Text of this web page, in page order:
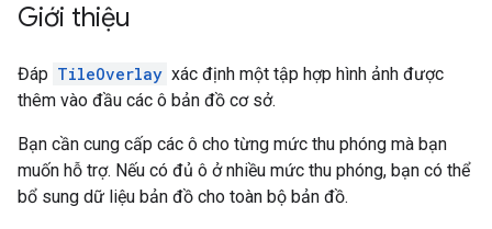
Giới thiệu
Đáp TileOverlay xác định một tập hợp hình ảnh được
thêm vào đầu các ô bản đồ cơ sở.
Bạn cần cung cấp các ô cho từng mức thu phóng mà bạn
muốn hỗ trợ. Nếu có đủ ô ở nhiều mức thu phóng, bạn có thể
bổ sung dữ liệu bản đồ cho toàn bộ bản đồ.